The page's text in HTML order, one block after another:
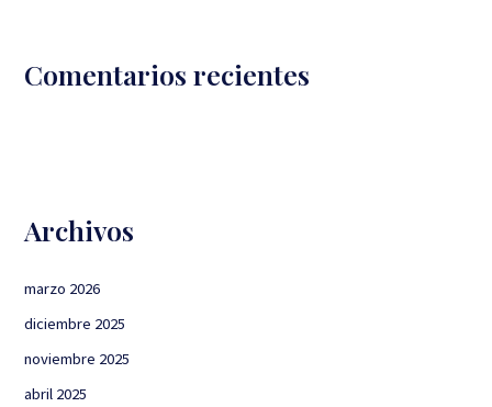
Comentarios recientes
Archivos
marzo 2026
diciembre 2025
noviembre 2025
abril 2025